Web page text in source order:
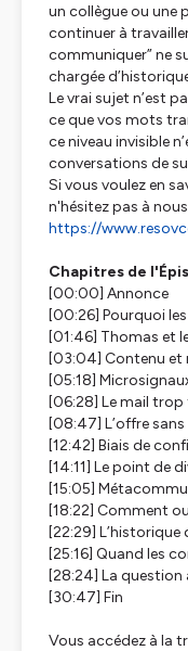
un collègue ou une
continuer à
communiquer” ne
chargée
Le vrai sujet n’est
ce que vos mots
ce niveau invisible
conversations de
Si vous voulez en
n'hésitez pas à
https://
Chapitres de
[00:00] Annonce
[00:26] Pourquoi
[01:46] Thomas et
[03:04] Contenu et
[05:18]
[06:28] Le mail
[08:47] L’offre
[12:42] Biais de
[14:11] Le point de
[15:05]
[18:22] Comment
[22:29]
[25:16] Quand les
[28:24] La
[30:47] Fin
Vous accédez à la